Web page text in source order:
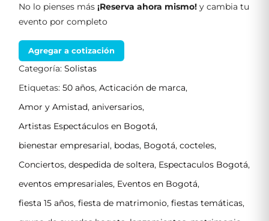
No lo pienses más ¡Reserva ahora mismo! y cambia tu
evento por completo
Agregar a cotización
Categoría: Solistas
Etiquetas: 50 años, Acticación de marca,
Amor y Amistad, aniversarios,
Artistas Espectáculos en Bogotá,
bienestar empresarial, bodas, Bogotá, cocteles,
Conciertos, despedida de soltera, Espectaculos Bogotá,
eventos empresariales, Eventos en Bogotá,
fiesta 15 años, fiesta de matrimonio, fiestas temáticas,